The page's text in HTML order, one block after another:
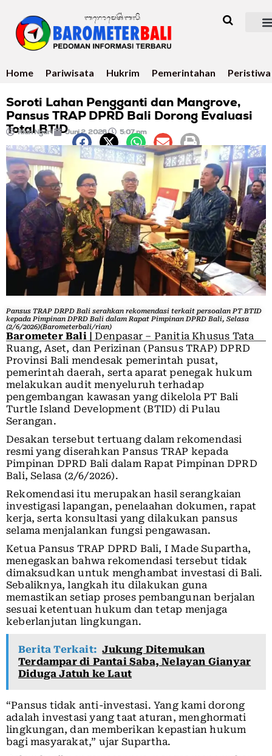
Home Pariwisata Hukrim Pemerintahan Peristiwa
Soroti Lahan Pengganti dan Mangrove,
Pansus TRAP DPRD Bali Dorong Evaluasi
Total BTID
Rian Ngari Juni 2, 2026 5:07 pm
Pansus TRAP DRPD Bali serahkan rekomendasi terkait persoalan PT BTID
kepada Pimpinan DPRD Bali dalam Rapat Pimpinan DPRD Bali, Selasa
(2/6/2026)(Barometerbali/rian)
Barometer Bali | Denpasar – Panitia Khusus Tata
Ruang, Aset, dan Perizinan (Pansus TRAP) DPRD
Provinsi Bali mendesak pemerintah pusat,
pemerintah daerah, serta aparat penegak hukum
melakukan audit menyeluruh terhadap
pengembangan kawasan yang dikelola PT Bali
Turtle Island Development (BTID) di Pulau
Serangan.
Desakan tersebut tertuang dalam rekomendasi
resmi yang diserahkan Pansus TRAP kepada
Pimpinan DPRD Bali dalam Rapat Pimpinan DPRD
Bali, Selasa (2/6/2026).
Rekomendasi itu merupakan hasil serangkaian
investigasi lapangan, penelaahan dokumen, rapat
kerja, serta konsultasi yang dilakukan pansus
selama menjalankan fungsi pengawasan.
Ketua Pansus TRAP DPRD Bali, I Made Supartha,
menegaskan bahwa rekomendasi tersebut tidak
dimaksudkan untuk menghambat investasi di Bali.
Sebaliknya, langkah itu dilakukan guna
memastikan setiap proses pembangunan berjalan
sesuai ketentuan hukum dan tetap menjaga
keberlanjutan lingkungan.
Berita Terkait: Jukung Ditemukan
Terdampar di Pantai Saba, Nelayan Gianyar
Diduga Jatuh ke Laut
“Pansus tidak anti-investasi. Yang kami dorong
adalah investasi yang taat aturan, menghormati
lingkungan, dan memberikan kepastian hukum
bagi masyarakat,” ujar Supartha.